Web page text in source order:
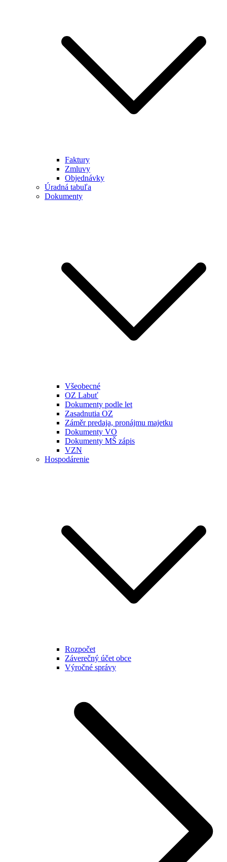
Faktury
Zmluvy
Objednávky
Úradná tabuľa
Dokumenty
Všeobecné
OZ Labuť
Dokumenty podle let
Zasadnutia OZ
Záměr predaja, pronájmu majetku
Dokumenty VO
Dokumenty MŠ zápis
VZN
Hospodárenie
Rozpočet
Záverečný účet obce
Výročné správy